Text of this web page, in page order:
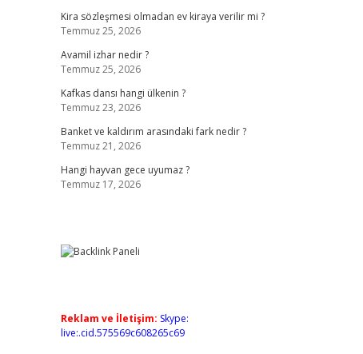
Kira sözleşmesi olmadan ev kiraya verilir mi ?
Temmuz 25, 2026
Avamil izhar nedir ?
Temmuz 25, 2026
Kafkas dansı hangi ülkenin ?
Temmuz 23, 2026
Banket ve kaldırım arasındaki fark nedir ?
Temmuz 21, 2026
Hangi hayvan gece uyumaz ?
Temmuz 17, 2026
Reklam ve İletişim: Skype:
live:.cid.575569c608265c69